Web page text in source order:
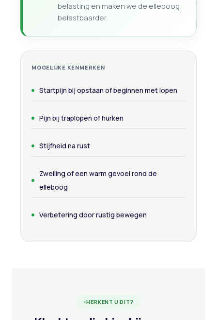
belasting en maken we de elleboog
belastbaarder.
MOGELIJKE KENMERKEN
Startpijn bij opstaan of beginnen met lopen
Pijn bij traplopen of hurken
Stijfheid na rust
Zwelling of een warm gevoel rond de
elleboog
Verbetering door rustig bewegen
HERKENT U DIT?